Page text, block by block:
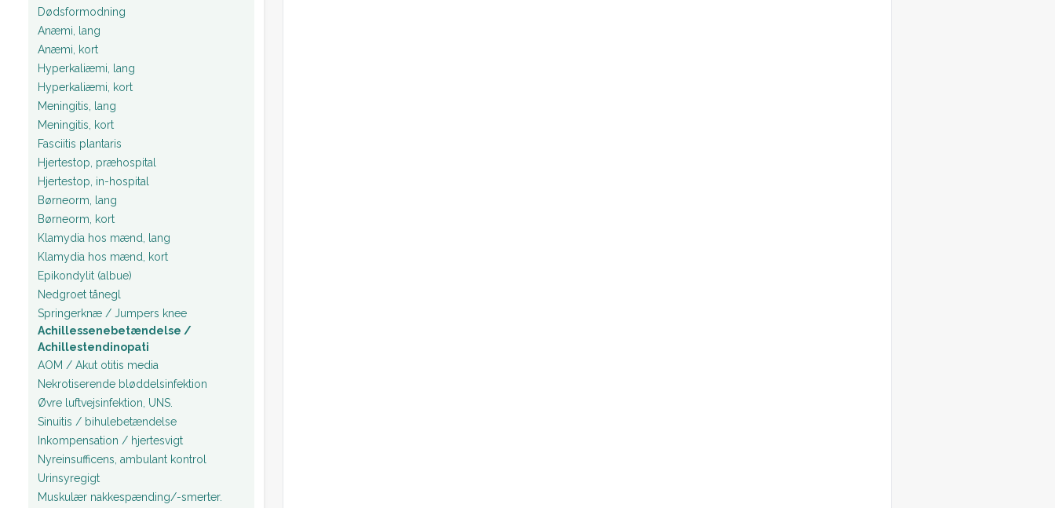
Dødsformodning
Anæmi, lang
Anæmi, kort
Hyperkaliæmi, lang
Hyperkaliæmi, kort
Meningitis, lang
Meningitis, kort
Fasciitis plantaris
Hjertestop, præhospital
Hjertestop, in-hospital
Børneorm, lang
Børneorm, kort
Klamydia hos mænd, lang
Klamydia hos mænd, kort
Epikondylit (albue)
Nedgroet tånegl
Springerknæ / Jumpers knee
Achillessenebetændelse /
Achillestendinopati
AOM / Akut otitis media
Nekrotiserende bløddelsinfektion
Øvre luftvejsinfektion, UNS.
Sinuitis / bihulebetændelse
Inkompensation / hjertesvigt
Nyreinsufficens, ambulant kontrol
Urinsyregigt
Muskulær nakkespænding/-smerter.